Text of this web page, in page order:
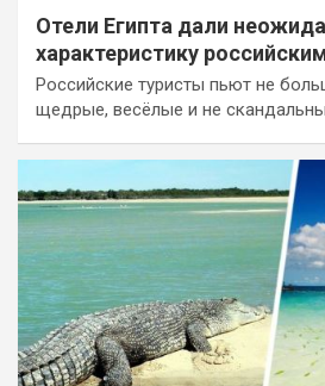
Отели Египта дали
характеристику
Российские туристы пьют не
щедрые, весёлые и не